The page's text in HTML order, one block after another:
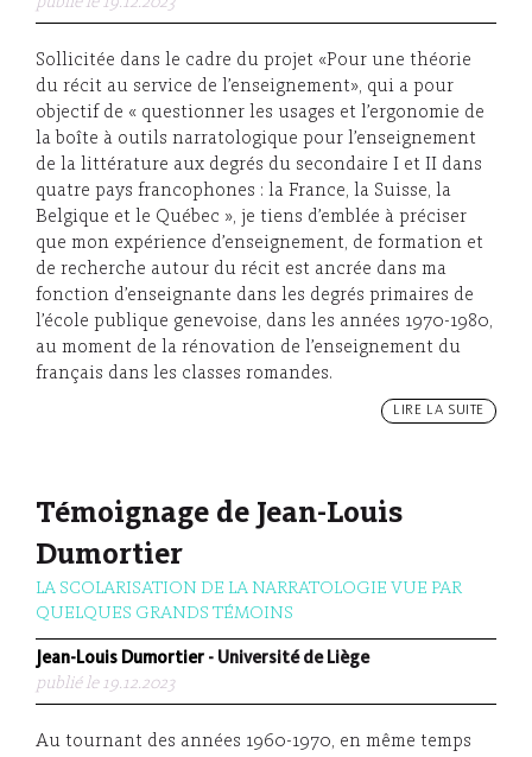
Sollicitée dans le cadre du projet «Pour une théorie
du récit au service de l’enseignement», qui a pour
objectif de « questionner les usages et l’ergonomie de
la boîte à outils narratologique pour l’enseignement
de la littérature aux degrés du secondaire I et II dans
quatre pays francophones : la France, la Suisse, la
Belgique et le Québec », je tiens d’emblée à préciser
que mon expérience d’enseignement, de formation et
de recherche autour du récit est ancrée dans ma
fonction d’enseignante dans les degrés primaires de
l’école publique genevoise, dans les années 1970-1980,
au moment de la rénovation de l’enseignement du
français dans les classes romandes.
LIRE LA SUITE
Témoignage de Jean-Louis
Dumortier
LA SCOLARISATION DE LA NARRATOLOGIE VUE PAR
QUELQUES GRANDS TÉMOINS
Jean-Louis Dumortier - Université de Liège
publié le 19.12.2023
Au tournant des années 1960-1970, en même temps